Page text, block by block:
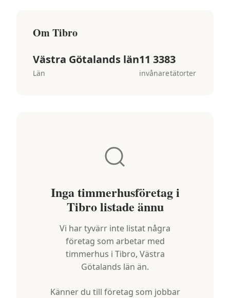
OmTibro
Västra Götalands län
Län
11 338
invånare
3
tätorter
Inga timmerhusföretag i
Tibrolistade ännu
Vi har tyvärr inte listat några
företag som arbetar med
timmerhus i Tibro, Västra
Götalands län än.
Känner du till företag som jobbar